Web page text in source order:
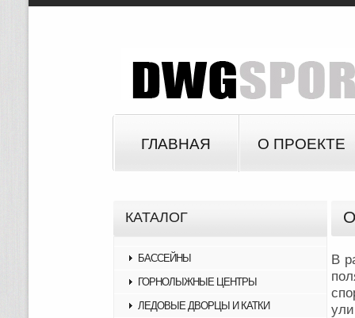
ГЛАВНАЯ О ПРОЕКТЕ
КАТАЛОГ
БАССЕЙНЫ
ГОРНОЛЫЖНЫЕ ЦЕНТРЫ
ЛЕДОВЫЕ ДВОРЦЫ И КАТКИ
В